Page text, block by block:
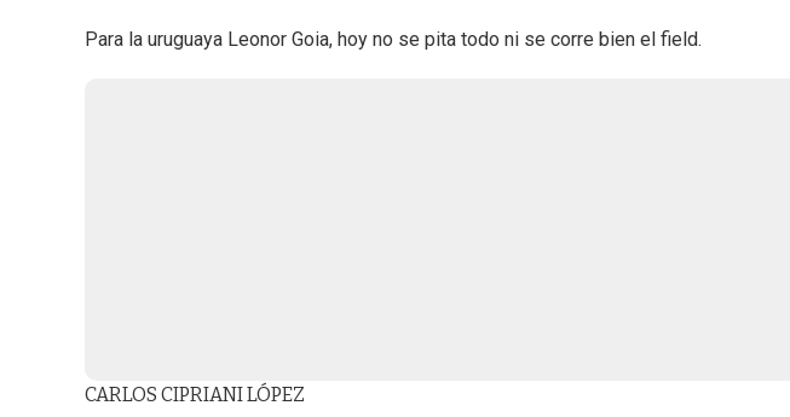
Para la uruguaya Leonor Goia, hoy no se pita todo ni se corre bien el field.
CARLOS CIPRIANI LÓPEZ